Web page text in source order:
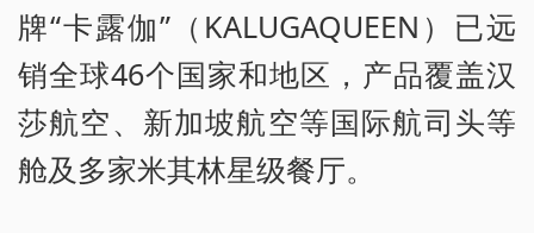
牌“卡露伽”（KALUGAQUEEN）已远
销全球46个国家和地区，产品覆盖汉
莎航空、新加坡航空等国际航司头等
舱及多家米其林星级餐厅。